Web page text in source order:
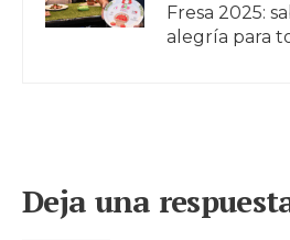
Fresa 2025:
alegría para
Deja una